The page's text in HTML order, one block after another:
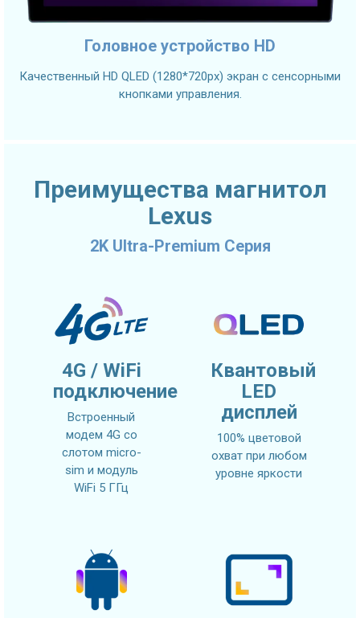
Головное устройство HD
Качественный HD QLED (1280*720px) экран с сенсорными
кнопками управления.
Преимущества магнитол
Lexus
2K Ultra-Premium Серия
4G / WiFi
подключение
Встроенный
модем 4G со
слотом micro-
sim и модуль
WiFi 5 ГГц
Квантовый
LED
дисплей
100% цветовой
охват при любом
уровне яркости